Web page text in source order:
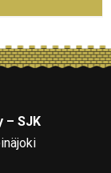
– SJK